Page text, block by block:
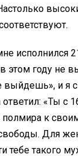
исполнился
в этом году не
и я
«Ты с
к
Для
тебе такого